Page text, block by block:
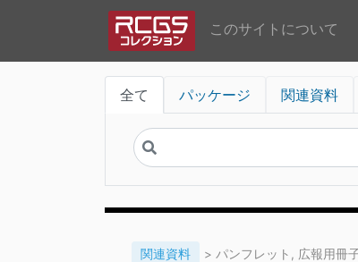
このサイトについて
全て パッケージ 関連資料
関連資料 > パンフレット, 広報用冊